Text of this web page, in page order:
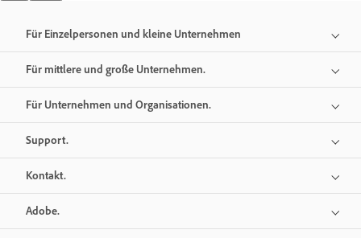
Für Einzelpersonen und kleine Unternehmen
Für mittlere und große Unternehmen.
Für Unternehmen und Organisationen.
Support.
Kontakt.
Adobe.